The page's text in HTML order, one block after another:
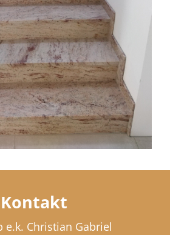
Kontakt
e.k. Christian Gabriel